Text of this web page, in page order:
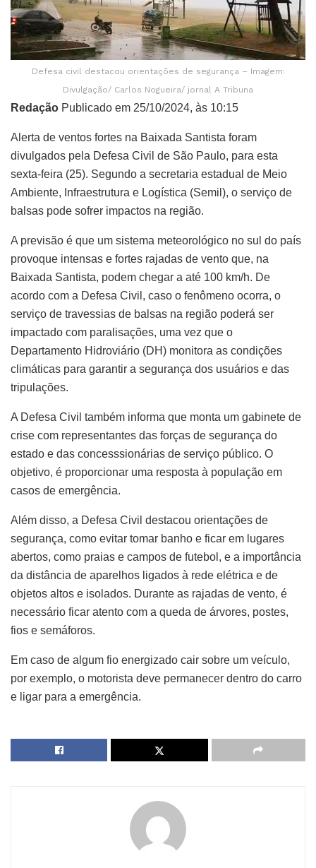
Defesa civil destacou orientações de segurança – Imagem:
Divulgação/ Carlos Nogueira/ jornal A Tribuna
Redação Publicado em 25/10/2024, às 10:15
Alerta de ventos fortes na Baixada Santista foram
divulgados pela Defesa Civil de São Paulo, para esta
sexta-feira (25). Segundo a secretaria estadual de Meio
Ambiente, Infraestrutura e Logística (Semil), o serviço de
balsas pode sofrer impactos na região.
A previsão é que um sistema meteorológico no sul do país
provoque intensas e fortes rajadas de vento que, na
Baixada Santista, podem chegar a até 100 km/h. De
acordo com a Defesa Civil, caso o fenômeno ocorra, o
serviço de travessias de balsas na região poderá ser
impactado com paralisações, uma vez que o
Departamento Hidroviário (DH) monitora as condições
climáticas para garantir a segurança dos usuários e das
tripulações.
A Defesa Civil também informa que monta um gabinete de
crise com representantes das forças de segurança do
estado e das concesssionárias de serviço público. O
objetivo, é proporcionar uma resposta à população em
casos de emergência.
Além disso, a Defesa Civil destacou orientações de
segurança, como evitar tomar banho e ficar em lugares
abertos, como praias e campos de futebol, e a importância
da distância de aparelhos ligados à rede elétrica e de
objetos altos e isolados. Durante as rajadas de vento, é
necessário ficar atento com a queda de árvores, postes,
fios e semáforos.
Em caso de algum fio energizado cair sobre um veículo,
por exemplo, o motorista deve permanecer dentro do carro
e ligar para a emergência.